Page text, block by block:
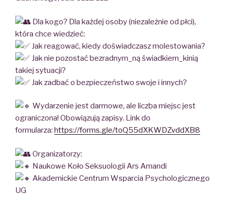
Dla kogo? Dla każdej osoby (niezależnie od płci),
która chce wiedzieć:
Jak reagować, kiedy doświadczasz molestowania?
Jak nie pozostać bezradnym_ną świadkiem_kinią
takiej sytuacji?
Jak zadbać o bezpieczeństwo swoje i innych?
Wydarzenie jest darmowe, ale liczba miejsc jest
ograniczona! Obowiązują zapisy. Link do
formularza: https://forms.gle/toQ55dXKWDZvddXB8
Organizatorzy:
Naukowe Koło Seksuologii Ars Amandi
Akademickie Centrum Wsparcia Psychologicznego
UG